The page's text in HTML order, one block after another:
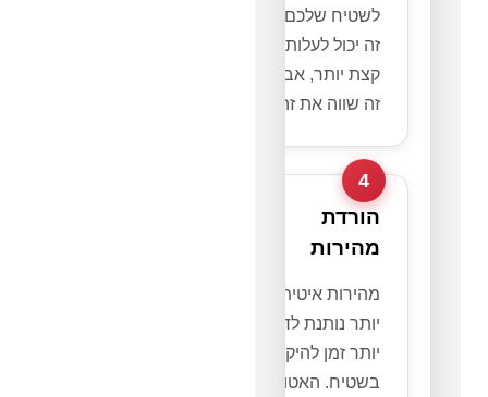
לשטיח שלכם.
זה יכול לעלות
קצת יותר, אבל
זה שווה את זה.
4
הורדת
מהירות
מהירות איטית
יותר נותנת לדיו
יותר זמן להיקלט
בשטיח. האטו